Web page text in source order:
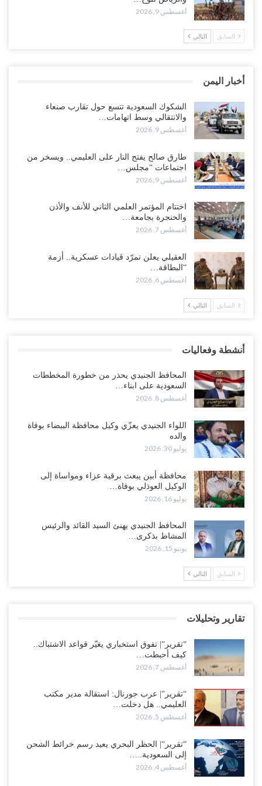
أغسطس 8, 2026
“عدن“| احتجاجاً على تأخر المرتبات.. موظفو المكتب الطبي السعودي
بسبب قرب الانسحاب العسكري الأمريكي من “الشرق الأوسط”..!
أغسطس 8, 2026
شامل..!
أغسطس 8, 2026
السعودية تحاول احتواء بن بريك بعد تهديده بالمواجهة.. هل بدأت معركة
إسكات الصوت الحضرمي..!
أغسطس 8, 2026
المحافظ الجنيدي يحذر من خطورة المخططات السعودية على ابناء
الجنوب..!
أغسطس 8, 2026
“تقرير“| تفوق استخباري يغيّر قواعد الاشتباك.. كيف أحبطت صنعاء
فصائل موالية للإمارات..!
أغسطس 7, 2026
في يافع..!
أغسطس 7, 2026
دعوات لتطوير خدمات السمع ومواكبة التقنيات…
أغسطس 7, 2026
“حضرموت“| عصيان مدني واسع ورفض للتجنيد السعودي يوسّعان
المواجهة مع الرياض..!
أغسطس 6, 2026
العقيلي يعلن تمرّد قيادات عسكرية.. أزمة “البطاقة الذكية” تمهّد لإقالات
ضربات صنعاء تربك التحشيدات السعودية شرق اليمن.. خسائر بشرية
وانسحابات وفوضى تعصف بمعسكرات حضرموت ومأرب..!
أغسطس 6, 2026
تداعيات هروب باكريت تتصاعد.. اعتقالات في الرياض وتوتر قبلي يهدد
بتعقيد المشهد في المهرة..!
أغسطس 6, 2026
في أحياء المكلا بالتزامن مع العصيان المدني..!
أغسطس 6, 2026
أغسطس 9, 2026
السابق التالي
أخبار اليمن
الشكوك السعودية تتسع حول تقارب صنعاء
والانتقالي وسط اتهامات…
أغسطس 9, 2026
طارق صالح يفتح النار على العليمي.. ويسخر من
اجتماعات “مجلس…
أغسطس 9, 2026
اختتام المؤتمر العلمي الثاني للأنف والأذن
والحنجرة بجامعة…
أغسطس 7, 2026
العقيلي يعلن تمرّد قيادات عسكرية.. أزمة
“البطاقة…
أغسطس 6, 2026
السابق التالي
أنشطة وفعاليات
المحافظ الجنيدي يحذر من خطورة المخططات
السعودية على ابناء…
أغسطس 8, 2026
اللواء الجنيدي يعزّي وكيل محافظة الببضاء بوفاة
والده
يوليو 30, 2026
محافظة أبين يبعث برقية عزاء ومواساة إلى
الوكيل العوذلي بوفاة…
يوليو 16, 2026
المحافظ الجنيدي يهنئ السيد القائد والرئيس
المشاط بذكرى…
يونيو 15, 2026
السابق التالي
تقارير وتحليلات
“تقرير“| تفوق استخباري يغيّر قواعد الاشتباك..
كيف أحبطت…
أغسطس 7, 2026
“تقرير“| عرب جورنال: استقالة مدير مكتب
العليمي.. هل دخلت…
أغسطس 5, 2026
“تقرير“| الحظر البحري يعيد رسم خرائط الشحن
إلى السعودية..…
أغسطس 4, 2026